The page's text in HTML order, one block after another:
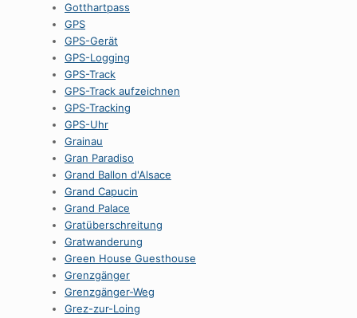
Gotthartpass
GPS
GPS-Gerät
GPS-Logging
GPS-Track
GPS-Track aufzeichnen
GPS-Tracking
GPS-Uhr
Grainau
Gran Paradiso
Grand Ballon d'Alsace
Grand Capucin
Grand Palace
Gratüberschreitung
Gratwanderung
Green House Guesthouse
Grenzgänger
Grenzgänger-Weg
Grez-zur-Loing